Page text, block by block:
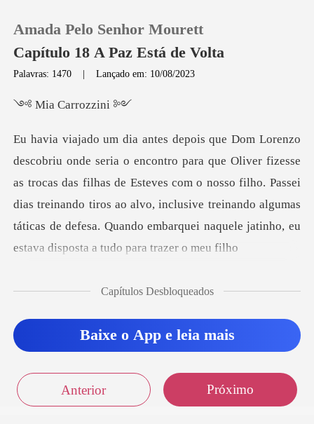
Loja
Histórico
Sair
Amada Pelo Senhor Mourett
Capítulo 18 A Paz Está de Volta
Palavras: 1470 |Lançado em: 10/08/2023
Carroz
as trocas das filhas de Esteves com o nosso filho. Passei
dias treinando tiros ao alvo, inclusive treinando a
Capítulos Desbloqueados
Baixe o App e leia mais
Anterior Próximo